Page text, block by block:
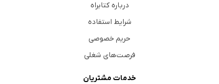
درباره کتابراه
شرایط استفاده
حریم خصوصی
فرصت‌های شغلی
خدمات مشتریان